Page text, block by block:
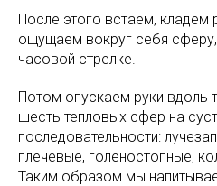
После этого встаем, кладем
ощущаем вокруг себя
часовой стрелке.
Потом опускаем руки вдоль
шесть тепловых сфер на
последовательности:
плечевые, голеностопные,
Таким образом мы